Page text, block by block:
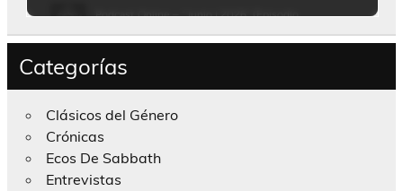
Categorías
Clásicos del Género
Crónicas
Ecos De Sabbath
Entrevistas